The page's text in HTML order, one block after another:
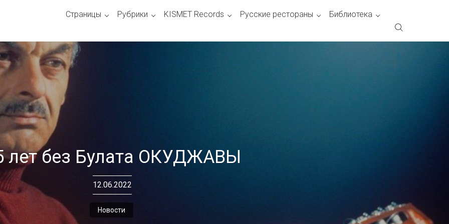
Страницы Рубрики KISMET Records Русские рестораны Библиотека
лет без Булата ОКУДЖАВЫ
12.06.2022
Новости